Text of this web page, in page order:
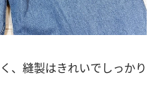
、縫製はきれいでしっかり